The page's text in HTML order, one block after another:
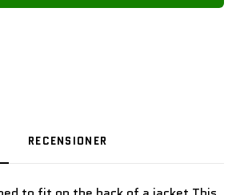
RECENSIONER